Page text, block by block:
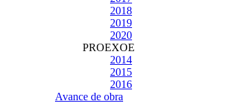
2018
2019
2020
PROEXOE
2014
2015
2016
Avance de obra